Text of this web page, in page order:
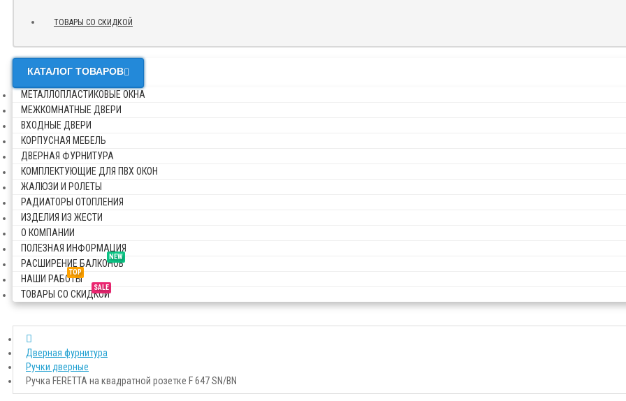
ТОВАРЫ СО СКИДКОЙ
КАТАЛОГ ТОВАРОВ
МЕТАЛЛОПЛАСТИКОВЫЕ ОКНА
МЕЖКОМНАТНЫЕ ДВЕРИ
ВХОДНЫЕ ДВЕРИ
КОРПУСНАЯ МЕБЕЛЬ
ДВЕРНАЯ ФУРНИТУРА
КОМПЛЕКТУЮЩИЕ ДЛЯ ПВХ ОКОН
ЖАЛЮЗИ И РОЛЕТЫ
РАДИАТОРЫ ОТОПЛЕНИЯ
ИЗДЕЛИЯ ИЗ ЖЕСТИ
О КОМПАНИИ
ПОЛЕЗНАЯ ИНФОРМАЦИЯ
NEW
РАСШИРЕНИЕ БАЛКОНОВ
TOP
НАШИ РАБОТЫ
SALE
ТОВАРЫ СО СКИДКОЙ
Дверная фурнитура
Ручки дверные
Ручка FERETTA на квадратной розетке F 647 SN/BN